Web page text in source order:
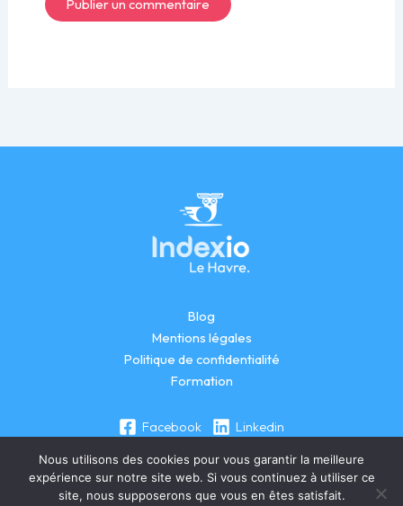
Blog
Mentions légales
Politique de confidentialité
Formation
Facebook Linkedin
Nous utilisons des cookies pour vous garantir la meilleure
expérience sur notre site web. Si vous continuez à utiliser ce
site, nous supposerons que vous en êtes satisfait.